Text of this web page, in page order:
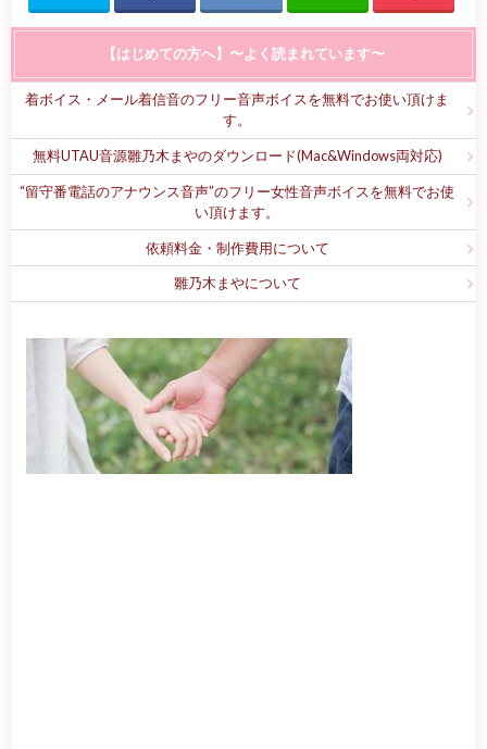
【はじめての方へ】〜よく読まれています〜
着ボイス・メール着信音のフリー音声ボイスを無料でお使い頂けま
す。
無料UTAU音源雛乃木まやのダウンロード(Mac&Windows両対応)
“留守番電話のアナウンス音声”のフリー女性音声ボイスを無料でお使
い頂けます。
依頼料金・制作費用について
雛乃木まやについて